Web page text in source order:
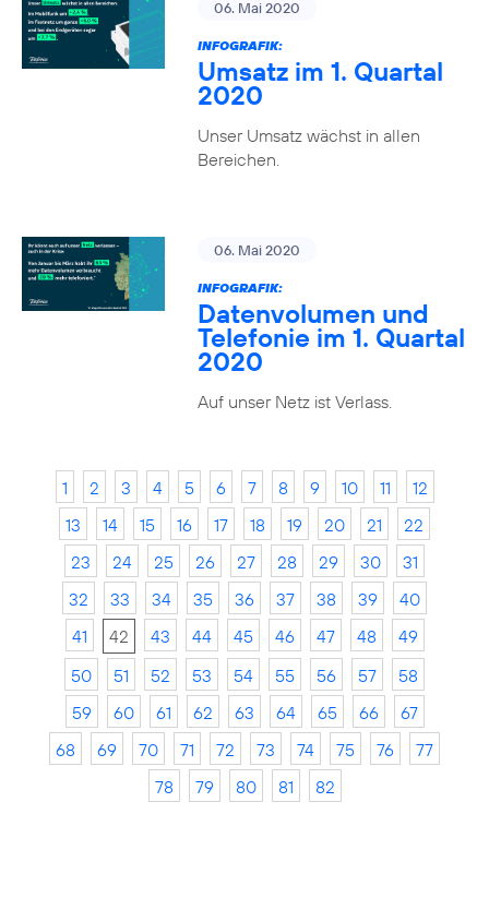
06. Mai 2020
INFOGRAFIK:
Umsatz im 1. Quartal
2020
Unser Umsatz wächst in allen
Bereichen.
06. Mai 2020
INFOGRAFIK:
Datenvolumen und
Telefonie im 1. Quartal
2020
Auf unser Netz ist Verlass.
1 2 3 4 5 6 7 8 9 10 11
12
13
14 15 16 17 18 19 20 21
22
23
24 25 26 27 28 29 30
31
32
33 34 35 36 37 38 39
40
41
42 43 44 45 46 47 48
49
50
51 52 53 54 55 56 57
58
59
60 61 62 63 64 65 66
67
68
69 70 71 72 73 74 75 76
77
78
79 80 81 82